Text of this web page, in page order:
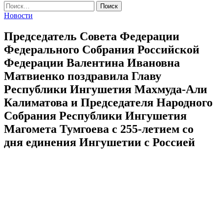
Найти:
Новости
Председатель Совета Федерации
Федерального Собрания Российской
Федерации Валентина Ивановна
Матвиенко поздравила Главу
Республики Ингушетия Махмуда-Али
Калиматова и Председателя Народного
Собрания Республики Ингушетия
Магомета Тумгоева с 255-летием со
дня единения Ингушетии с Россией